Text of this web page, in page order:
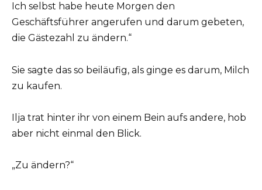
Ich selbst habe heute Morgen den
Geschäftsführer angerufen und darum gebeten,
die Gästezahl zu ändern.“
Sie sagte das so beiläufig, als ginge es darum, Milch
zu kaufen.
Ilja trat hinter ihr von einem Bein aufs andere, hob
aber nicht einmal den Blick.
„Zu ändern?“